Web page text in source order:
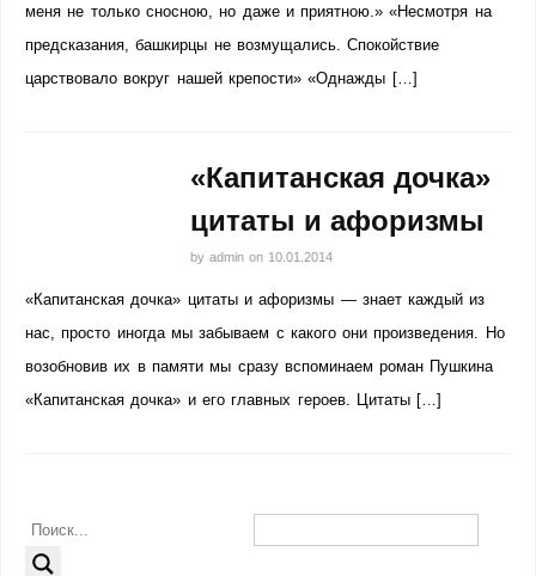
меня не только сносною, но даже и приятною.» «Несмотря на
предсказания, башкирцы не возмущались. Спокойствие
царствовало вокруг нашей крепости» «Однажды […]
«Капитанская дочка»
цитаты и афоризмы
by admin on 10.01.2014
«Капитанская дочка» цитаты и афоризмы — знает каждый из
нас, просто иногда мы забываем с какого они произведения. Но
возобновив их в памяти мы сразу вспоминаем роман Пушкина
«Капитанская дочка» и его главных героев. Цитаты […]